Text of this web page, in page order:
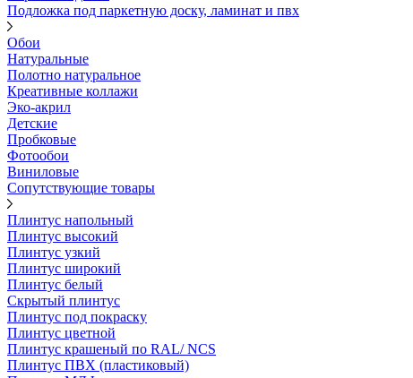
Подложка под паркетную доску, ламинат и пвх
Обои
Натуральные
Полотно натуральное
Креативные коллажи
Эко-акрил
Детские
Пробковые
Фотообои
Виниловые
Сопутствующие товары
Плинтус напольный
Плинтус высокий
Плинтус узкий
Плинтус широкий
Плинтус белый
Скрытый плинтус
Плинтус под покраску
Плинтус цветной
Плинтус крашеный по RAL/ NCS
Плинтус ПВХ (пластиковый)